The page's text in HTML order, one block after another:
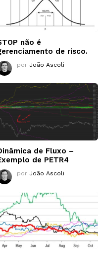
não é
de risco.
por João Ascoli
de Fluxo –
de PETR4
por João Ascoli